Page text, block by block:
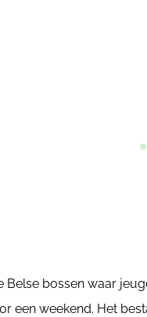
Belse bossen waar
een weekend. Het